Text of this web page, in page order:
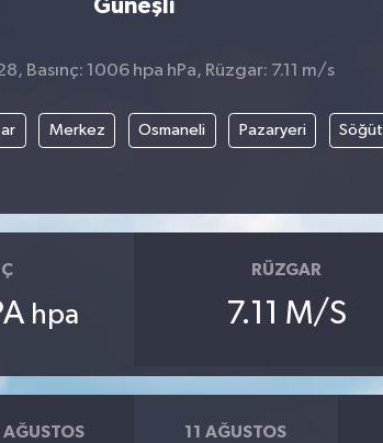
Güneşli
Basınç: 1006 hpa hPa, Rüzgar: 7.11 m/s
Merkez Osmaneli Pazaryeri Söğüt
hpa
RÜZGAR
7.11 M/S
AĞUSTOS 11 AĞUSTOS